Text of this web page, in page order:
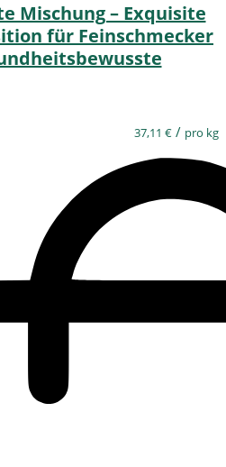
Mischung – Exquisite
für Feinschmecker
37,11 € / pro kg